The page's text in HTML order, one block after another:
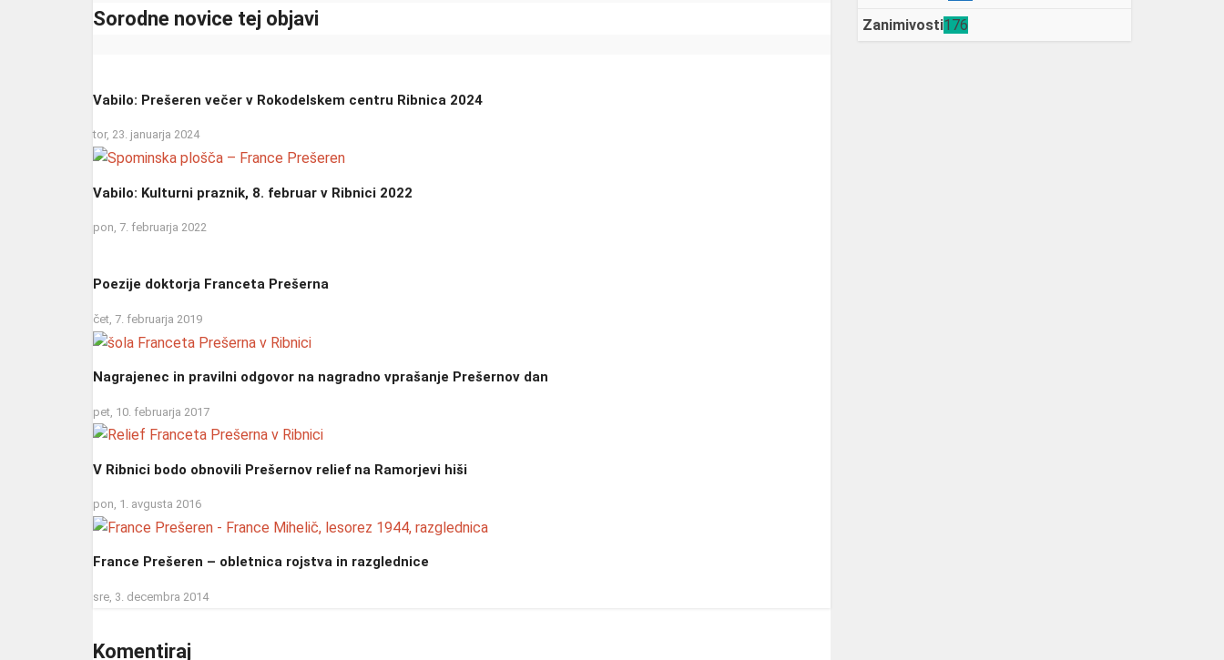
Sorodne novice tej objavi
Vabilo: Prešeren večer v Rokodelskem centru Ribnica 2024
tor, 23. januarja 2024
Vabilo: Kulturni praznik, 8. februar v Ribnici 2022
pon, 7. februarja 2022
Poezije doktorja Franceta Prešerna
čet, 7. februarja 2019
Nagrajenec in pravilni odgovor na nagradno vprašanje Prešernov dan
pet, 10. februarja 2017
V Ribnici bodo obnovili Prešernov relief na Ramorjevi hiši
pon, 1. avgusta 2016
France Prešeren – obletnica rojstva in razglednice
sre, 3. decembra 2014
Komentiraj
Zanimivosti176